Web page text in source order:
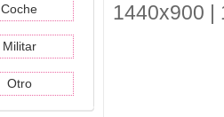
Coche
Militar
Otro
1440x900 |